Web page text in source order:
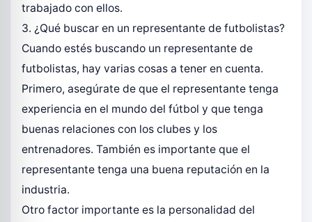
trabajado con ellos.
3. ¿Qué buscar en un representante de futbolistas?
Cuando estés buscando un representante de
futbolistas, hay varias cosas a tener en cuenta.
Primero, asegúrate de que el representante tenga
experiencia en el mundo del fútbol y que tenga
buenas relaciones con los clubes y los
entrenadores. También es importante que el
representante tenga una buena reputación en la
industria.
Otro factor importante es la personalidad del